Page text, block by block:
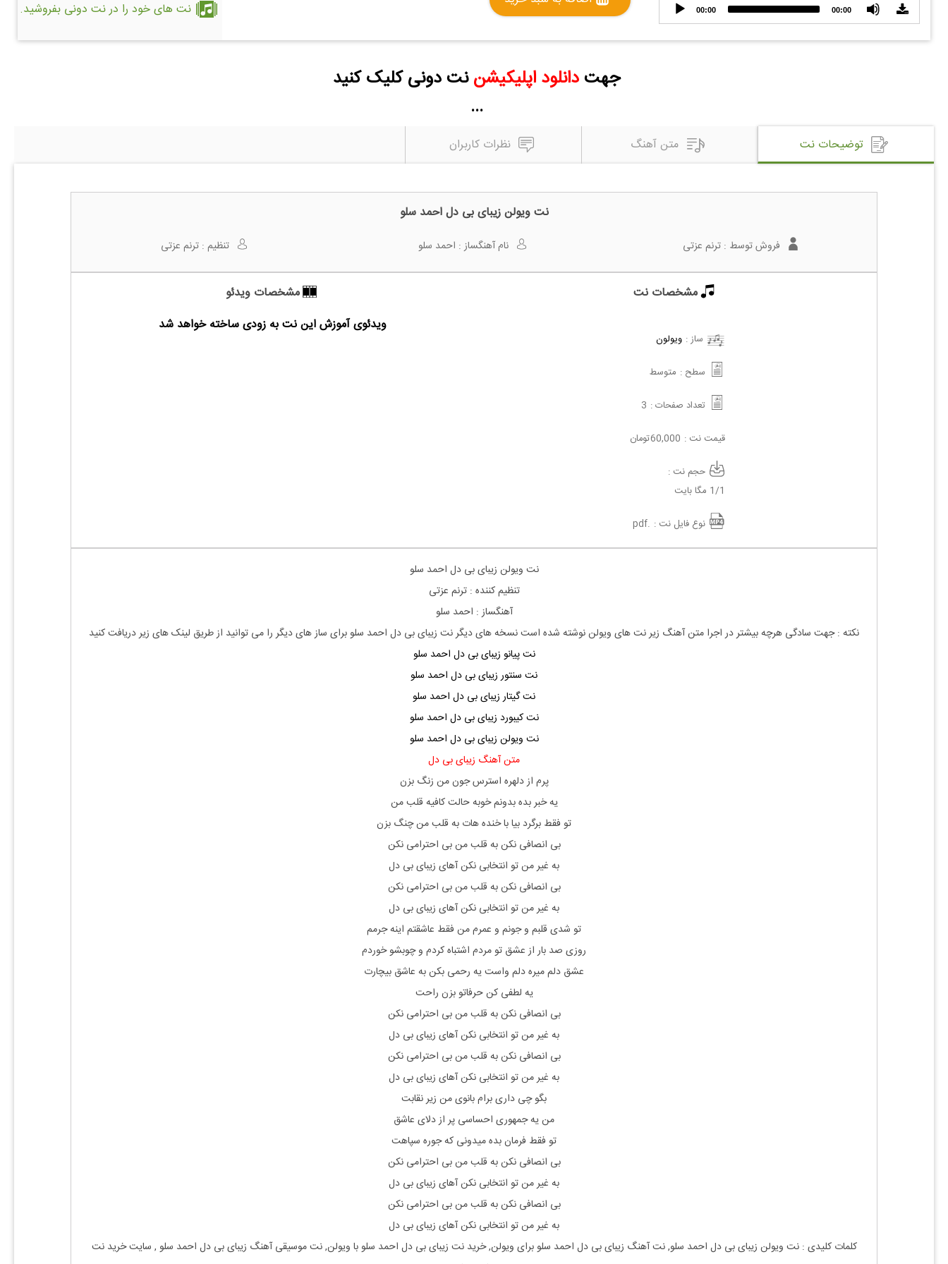
Audio
Player
00:00 00:00 نت های خود را در نت دونی بفروشید.
جهتدانلود اپلیکیشن نت دونی کلیک کنید
...
توضیحات نت متن آهنگ نظرات کاربران
نت ویولن زیبای بی دل احمد سلو
فروش توسط :ترنم عزتی نام آهنگساز : احمد سلو تنظیم :ترنم عزتی
مشخصات نت
ساز : ویولون
سطح : متوسط
تعداد صفحات : 3
قیمت نت : 60,000تومان
حجم نت :
1/1 مگا بایت
نوع فایل نت : .pdf
مشخصات ویدئو
ویدئوی آموزش این نت به زودی ساخته خواهد شد
نت ویولن زیبای بی دل احمد سلو
تنظیم کننده : ترنم عزتی
آهنگساز : احمد سلو
نکته : جهت سادگی هرچه بیشتر در اجرا متن آهنگ زیر نت های ویولننوشته شده است نسخه های دیگر نت زیبای بی دل احمد سلوبرای ساز های دیگر را می توانید از طریق لینک های زیر دریافت کنید
نت پیانو زیبای بی دل احمد سلو
نت سنتور زیبای بی دل احمد سلو
نت گیتار زیبای بی دل احمد سلو
نت کیبورد زیبای بی دل احمد سلو
نت ویولن زیبای بی دل احمد سلو
متن آهنگ زیبای بی دل
پرم از دلهره استرس جون من زنگ بزن
یه خبر بده بدونم خوبه حالت کافیه قلب من
تو فقط برگرد بیا با خنده هات به قلب من چنگ بزن
بی انصافی نکن به قلب من بی احترامی نکن
به غیر من تو انتخابی نکن آهای زیبای بی دل
بی انصافی نکن به قلب من بی احترامی نکن
به غیر من تو انتخابی نکن آهای زیبای بی دل
تو شدی قلبم و جونم و عمرم من فقط عاشقتم اینه جرمم
روزی صد بار از عشق تو مردم اشتباه کردم و چوبشو خوردم
عشق دلم میره دلم واست یه رحمی بکن به عاشق بیچارت
یه لطفی کن حرفاتو بزن راحت
بی انصافی نکن به قلب من بی احترامی نکن
به غیر من تو انتخابی نکن آهای زیبای بی دل
بی انصافی نکن به قلب من بی احترامی نکن
به غیر من تو انتخابی نکن آهای زیبای بی دل
بگو چی داری برام بانوی من زیر نقابت
من یه جمهوری احساسی پر از دلای عاشق
تو فقط فرمان بده میدونی که جوره سپاهت
بی انصافی نکن به قلب من بی احترامی نکن
به غیر من تو انتخابی نکن آهای زیبای بی دل
بی انصافی نکن به قلب من بی احترامی نکن
به غیر من تو انتخابی نکن آهای زیبای بی دل
کلمات کلیدی : نت ویولن زیبای بی دل احمد سلو, نت آهنگ زیبای بی دل احمد سلوبرای ویولن, خرید نت زیبای بی دل احمد سلوبا ویولن, نت موسیقی آهنگ زیبای بی دل احمد سلو , سایت خرید نت